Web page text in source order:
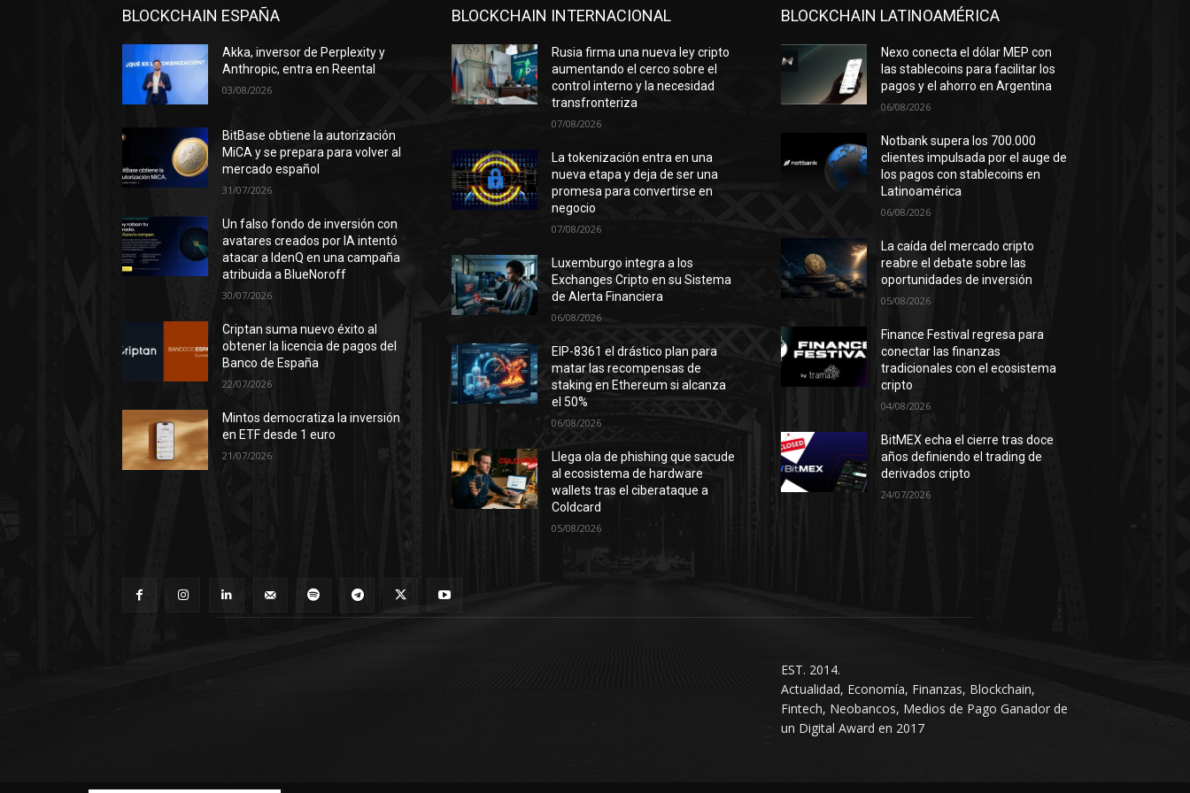
BLOCKCHAIN ESPAÑA
Akka, inversor de Perplexity y
Anthropic, entra en Reental
03/08/2026
BitBase obtiene la autorización
MiCA y se prepara para volver al
mercado español
31/07/2026
Un falso fondo de inversión con
avatares creados por IA intentó
atacar a IdenQ en una campaña
atribuida a BlueNoroff
30/07/2026
Criptan suma nuevo éxito al
obtener la licencia de pagos del
Banco de España
22/07/2026
Mintos democratiza la inversión
en ETF desde 1 euro
21/07/2026
BLOCKCHAIN INTERNACIONAL
Rusia firma una nueva ley cripto
aumentando el cerco sobre el
control interno y la necesidad
transfronteriza
07/08/2026
La tokenización entra en una
nueva etapa y deja de ser una
promesa para convertirse en
negocio
07/08/2026
Luxemburgo integra a los
Exchanges Cripto en su Sistema
de Alerta Financiera
06/08/2026
EIP-8361 el drástico plan para
matar las recompensas de
staking en Ethereum si alcanza
el 50%
06/08/2026
Llega ola de phishing que sacude
al ecosistema de hardware
wallets tras el ciberataque a
Coldcard
05/08/2026
BLOCKCHAIN LATINOAMÉRICA
Nexo conecta el dólar MEP con
las stablecoins para facilitar los
pagos y el ahorro en Argentina
06/08/2026
Notbank supera los 700.000
clientes impulsada por el auge de
los pagos con stablecoins en
Latinoamérica
06/08/2026
La caída del mercado cripto
reabre el debate sobre las
oportunidades de inversión
05/08/2026
Finance Festival regresa para
conectar las finanzas
tradicionales con el ecosistema
cripto
04/08/2026
BitMEX echa el cierre tras doce
años definiendo el trading de
derivados cripto
24/07/2026
EST. 2014.
Actualidad, Economía, Finanzas, Blockchain,
Fintech, Neobancos, Medios de Pago Ganador de
un Digital Award en 2017